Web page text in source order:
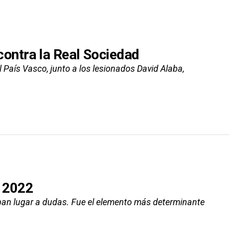
la Real Sociedad
Vasco, junto a los lesionados David Alaba,
lugar a dudas. Fue el elemento más determinante